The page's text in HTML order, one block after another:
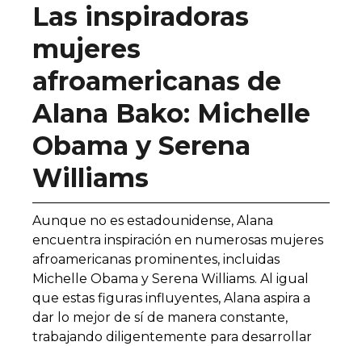
Las inspiradoras
mujeres
afroamericanas de
Alana Bako: Michelle
Obama y Serena
Williams
Aunque no es estadounidense, Alana
encuentra inspiración en numerosas mujeres
afroamericanas prominentes, incluidas
Michelle Obama y Serena Williams. Al igual
que estas figuras influyentes, Alana aspira a
dar lo mejor de sí de manera constante,
trabajando diligentemente para desarrollar